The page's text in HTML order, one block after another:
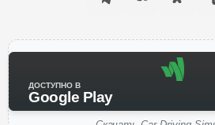
ДОСТУПНО В
Google Play